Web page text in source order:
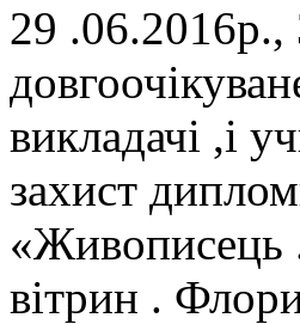
29
викладачі ,і
захист
«Живописець
вітрин .